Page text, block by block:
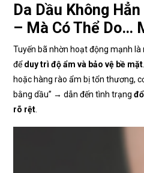
Da Dầu Không
– Mà Có Thể Do…
Tuyến bã nhờn hoạt động mạnh
đểduy trì độ ẩm và bảo vệ bề mặt
hoặc hàng rào ẩm bị tổn thương,
bằng dầu” → dẫn đến tình trạng
rõ rệt